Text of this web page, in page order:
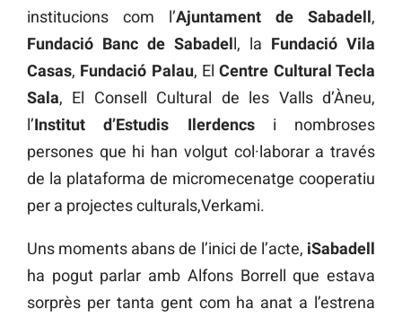
institucions com l’Ajuntament de Sabadell,
Fundació Banc de Sabadell, la Fundació Vila
Casas, Fundació Palau, ElCentre Cultural Tecla
Sala, El Consell Cultural de les Valls d’Àneu,
l’Institut d’Estudis Ilerdencsi nombroses
persones que hi han volgut col·laborar a través
de la plataforma de micromecenatge cooperatiu
per a projectes culturals,Verkami.
Uns moments abans de l’inici de l’acte, iSabadell
ha pogut parlar amb Alfons Borrell que estava
sorprès per tanta gent com ha anat a l’estrena